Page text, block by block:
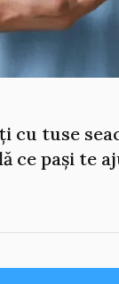
cu tuse
ce pași te